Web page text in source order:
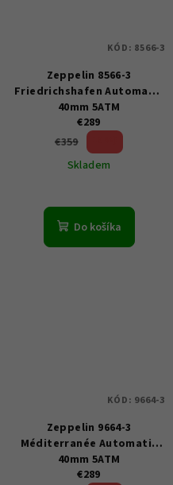
Zeppelin 8566-3
Friedrichshafen Automatic
40mm 5ATM
€289
€359
Skladem
Do košíka
KÓD: 8566-3
Zeppelin 9664-3
Méditerranée Automatic
40mm 5ATM
€289
KÓD: 9664-3